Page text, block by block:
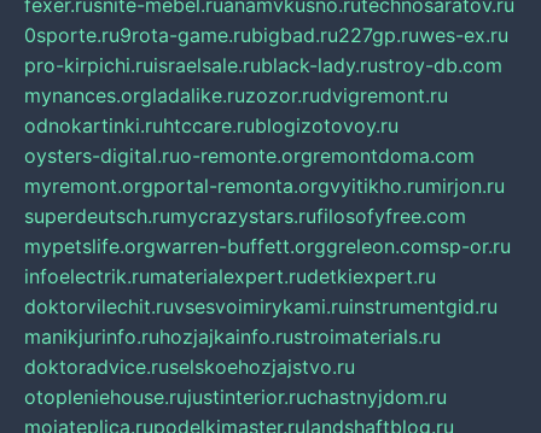
fexer.rusnite-mebel.ruanamvkusno.rutechnosaratov.ru
0sporte.ru9rota-game.rubigbad.ru227gp.ruwes-ex.ru
pro-kirpichi.ruisraelsale.rublack-lady.rustroy-db.com
mynances.orgladalike.ruzozor.rudvigremont.ru
odnokartinki.ruhtccare.rublogizotovoy.ru
oysters-digital.ruo-remonte.orgremontdoma.com
myremont.orgportal-remonta.orgvyitikho.rumirjon.ru
superdeutsch.rumycrazystars.rufilosofyfree.com
mypetslife.orgwarren-buffett.orggreleon.comsp-or.ru
infoelectrik.rumaterialexpert.rudetkiexpert.ru
doktorvilechit.ruvsesvoimirykami.ruinstrumentgid.ru
manikjurinfo.ruhozjajkainfo.rustroimaterials.ru
doktoradvice.ruselskoehozjajstvo.ru
otopleniehouse.rujustinterior.ruchastnyjdom.ru
mojateplica.rupodelkimaster.rulandshaftblog.ru